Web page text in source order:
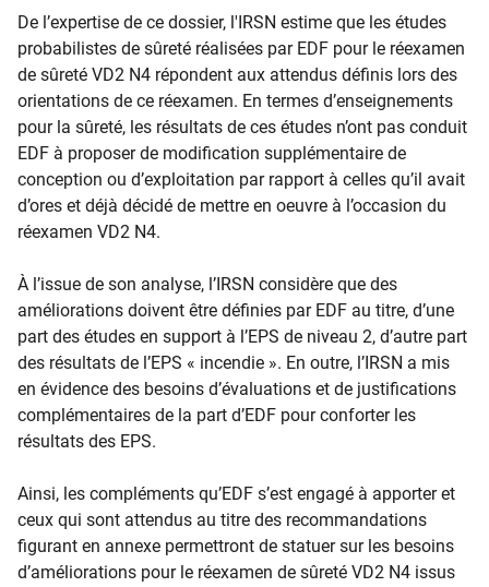
De l’expertise de ce dossier, l'IRSN estime que les études
probabilistes de sûreté réalisées par EDF pour le réexamen
de sûreté VD2 N4 répondent aux attendus définis lors des
orientations de ce réexamen. En termes d’enseignements
pour la sûreté, les résultats de ces études n’ont pas conduit
EDF à proposer de modification supplémentaire de
conception ou d’exploitation par rapport à celles qu’il avait
d’ores et déjà décidé de mettre en oeuvre à l’occasion du
réexamen VD2 N4.
À l’issue de son analyse, l’IRSN considère que des
améliorations doivent être définies par EDF au titre, d’une
part des études en support à l’EPS de niveau 2, d’autre part
des résultats de l’EPS « incendie ». En outre, l’IRSN a mis
en évidence des besoins d’évaluations et de justifications
complémentaires de la part d’EDF pour conforter les
résultats des EPS.
Ainsi, les compléments qu’EDF s’est engagé à apporter et
ceux qui sont attendus au titre des recommandations
figurant en annexe permettront de statuer sur les besoins
d’améliorations pour le réexamen de sûreté VD2 N4 issus